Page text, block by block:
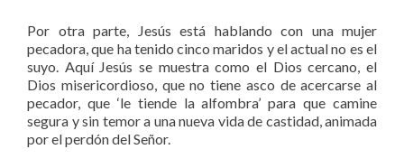
Por otra parte, Jesús está hablando con una mujer
pecadora, que ha tenido cinco maridos y el actual no es el
suyo. Aquí Jesús se muestra como el Dios cercano, el
Dios misericordioso, que no tiene asco de acercarse al
pecador, que ‘le tiende la alfombra’ para que camine
segura y sin temor a una nueva vida de castidad, animada
por el perdón del Señor.